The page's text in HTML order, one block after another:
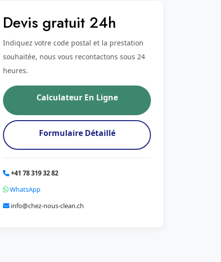
Devis gratuit 24h
Indiquez votre code postal et la prestation
souhaitée, nous vous recontactons sous 24
heures.
Calculateur En Ligne
Formulaire Détaillé
+41 78 319 32 82
WhatsApp
info@chez-nous-clean.ch